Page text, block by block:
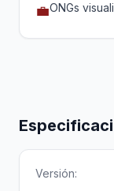
💼ONGs
Versión: